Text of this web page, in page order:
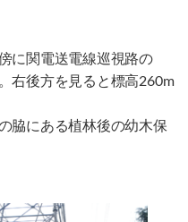
に関電送電線巡視路の
右後方を見ると標高260m
脇にある植林後の幼木保